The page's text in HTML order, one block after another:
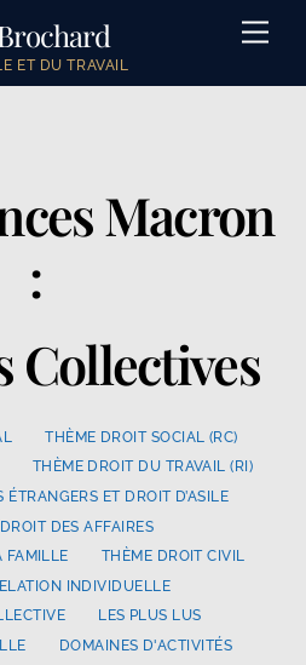
ET DU TRAVAIL
Macron
:
Collectives
THÈME DROIT SOCIAL (RC)
THÈME DROIT DU TRAVAIL (RI)
ET DROIT D’ASILE
DES AFFAIRES
FAMILLE
THÈME DROIT CIVIL
INDIVIDUELLE
LES PLUS LUS
DOMAINES D'ACTIVITÉS